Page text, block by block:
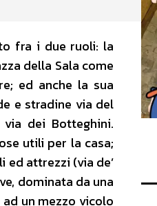
fra i due ruoli: la
della Sala come
ed anche la sua
e stradine via del
dei Botteghini.
utili per la casa;
ed attrezzi (via de’
dominata da una
un mezzo vicolo